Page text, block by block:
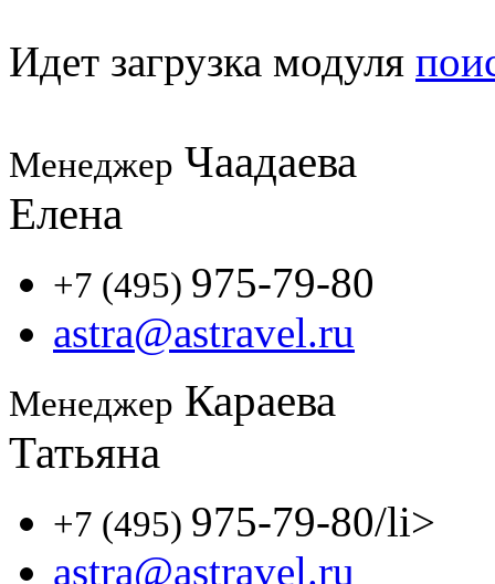
Идет загрузка модуля
Менеджер Чаадаева
Елена
+7 (495) 975-79-80
astra@astravel.ru
Менеджер Караева
Татьяна
+7 (495) 975-79-80/li>
astra@astravel.ru